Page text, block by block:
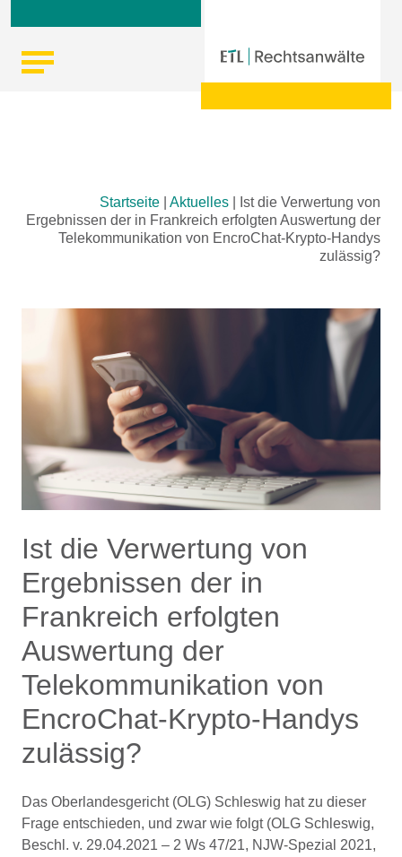
content
Startseite Aktuelles
Ist die Verwertung von
Ergebnissen der in Frankreich erfolgten Auswertung der
Telekommunikation von EncroChat-Krypto-Handys
zulässig?
Ist die Verwertung von
Ergebnissen der in
Frankreich erfolgten
Auswertung der
Telekommunikation von
EncroChat-Krypto-Handys
zulässig?
Das Oberlandesgericht (OLG) Schleswig hat zu dieser
Frage entschieden, und zwar wie folgt (OLG Schleswig,
Beschl. v. 29.04.2021 – 2 Ws 47/21, NJW-Spezial 2021,